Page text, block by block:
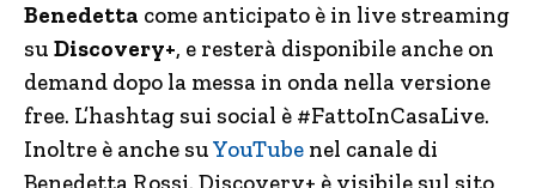
Benedetta come anticipato è in live streaming
su Discovery+, e resterà disponibile anche on
demand dopo la messa in onda nella versione
free. L’hashtag sui social è #FattoInCasaLive.
Inoltre è anche suYouTube nel canale di